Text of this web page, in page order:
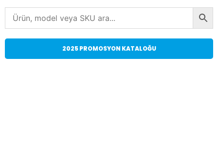
2025 PROMOSYON KATALOĞU